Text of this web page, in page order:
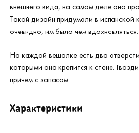
внешнего вида, на самом деле оно
Такой дизайн придумали в испанской
очевидно, им было чем вдохновляться.
На каждой вешалке есть два
которыми она крепится к стене.
причем с запасом.
Характеристики